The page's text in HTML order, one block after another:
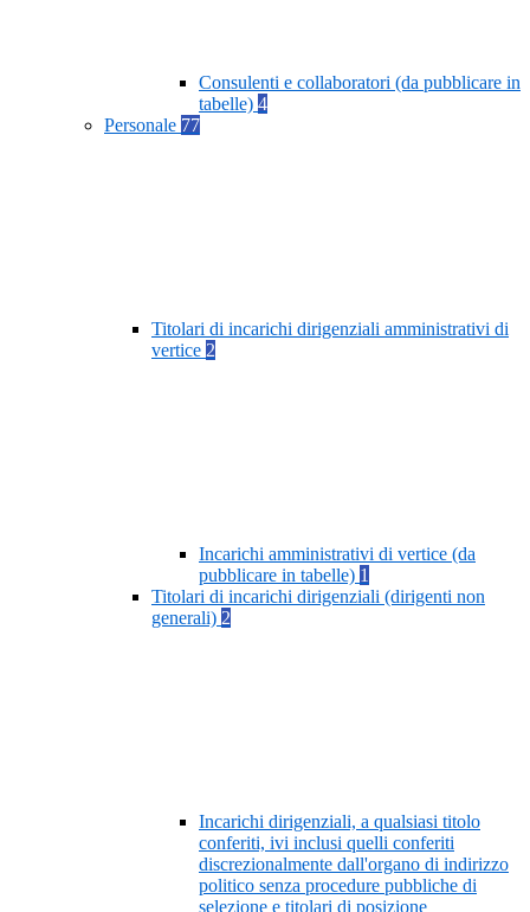
Consulenti e collaboratori (da pubblicare in
tabelle) 4
Personale 77
Titolari di incarichi dirigenziali amministrativi di
vertice 2
Incarichi amministrativi di vertice (da
pubblicare in tabelle) 1
Titolari di incarichi dirigenziali (dirigenti non
generali) 2
Incarichi dirigenziali, a qualsiasi titolo
conferiti, ivi inclusi quelli conferiti
discrezionalmente dall'organo di indirizzo
politico senza procedure pubbliche di
selezione e titolari di posizione